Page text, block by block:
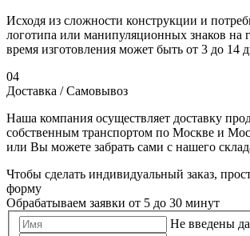
Исходя из сложности конструкции и
логотипа или манипуляционных знаков на
время изготовления может быть от 3 до 14
04
Доставка / Самовывоз
Наша компания осуществляет доставку
собственным транспортом по Москве и
или Вы можете забрать сами с нашего
Чтобы сделать индивидуальный заказ,
форму
Обрабатываем заявки от 5 до 30 минут
Не введены